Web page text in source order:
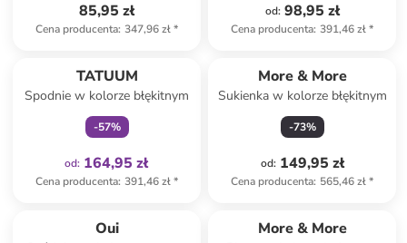
85,95 zł
Cena producenta: 347,96 zł*
od: 98,95 zł
Cena producenta: 391,46 zł*
TATUUM
Spodnie w kolorze błękitnym
-57%
od: 164,95 zł
Cena producenta: 391,46 zł*
More & More
Sukienka w kolorze błękitnym
-73%
od: 149,95 zł
Cena producenta: 565,46 zł*
Oui More & More